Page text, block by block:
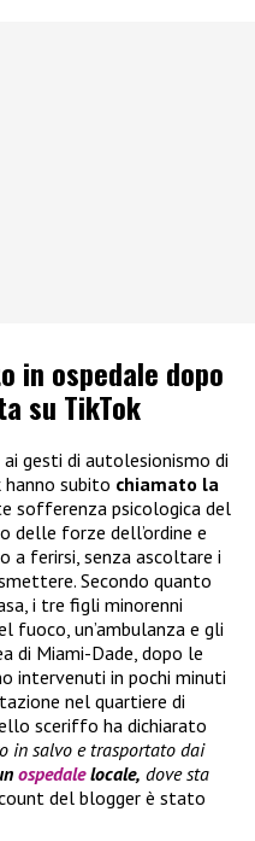
in ospedale dopo
su TikTok
gesti di autolesionismo di
subito chiamato la
sofferenza psicologica del
delle forze dell’ordine e
a ferirsi, senza ascoltare i
Secondo quanto
i tre figli minorenni
fuoco, un’ambulanza e gli
di Miami-Dade, dopo le
intervenuti in pochi minuti
nel quartiere di
sceriffo ha dichiarato
in salvo e trasportato dai
ospedalelocale, dove sta
del blogger è stato